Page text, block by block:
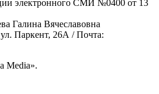
электронного СМИ №0400 от 13
Галина Вячеславовна
Паркент, 26А / Почта:
Media».